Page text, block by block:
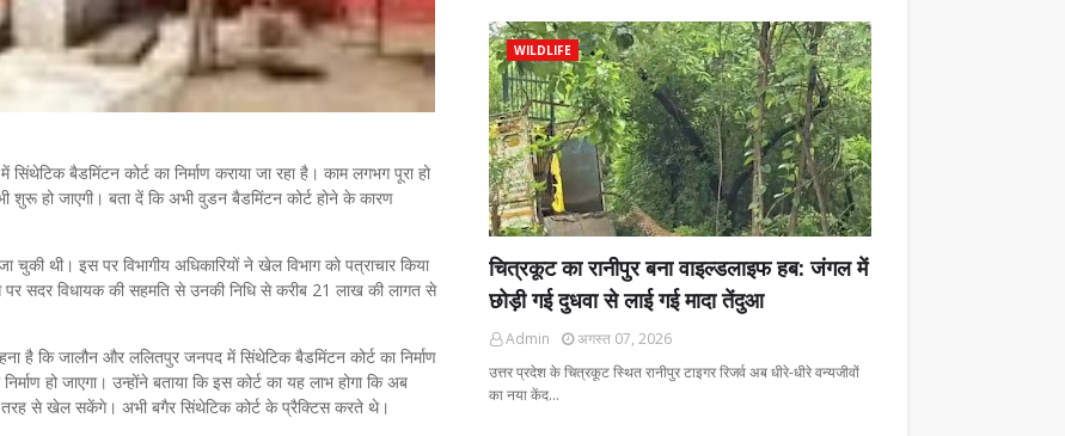
बैडमिंटन कोर्ट का निर्माण कराया जा रहा है। काम लगभग पूरा हो
शुरू हो जाएगी। बता दें कि अभी वुडन बैडमिंटन कोर्ट होने के कारण
चुकी थी। इस पर विभागीय अधिकारियों ने खेल विभाग को पत्राचार किया
पर सदर विधायक की सहमति से उनकी निधि से करीब 21 लाख की लागत से
है कि जालौन और ललितपुर जनपद में सिंथेटिक बैडमिंटन कोर्ट का निर्माण
हो जाएगा। उन्होंने बताया कि इस कोर्ट का यह लाभ होगा कि अब
तरह से खेल सकेंगे। अभी बगैर सिंथेटिक कोर्ट के प्रैक्टिस करते थे।
WILDLIFE
चित्रकूट का रानीपुर बना वाइल्डलाइफ हब: जंगल में
छोड़ी गई दुधवा से लाई गई मादा तेंदुआ
Admin
अगस्त 07, 2026
उत्तर प्रदेश के चित्रकूट स्थित रानीपुर टाइगर रिजर्व अब धीरे-धीरे वन्यजीवों
का नया केंद…